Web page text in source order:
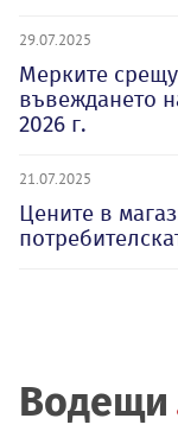
29.07.2025
Мерките
въвеждането
2026 г.
21.07.2025
Цените в
Водещи